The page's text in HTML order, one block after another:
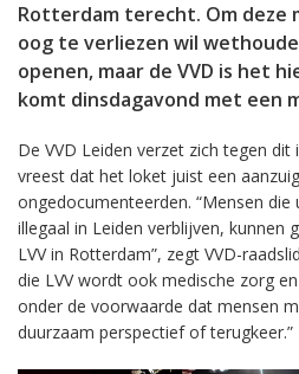
Rotterdam terecht. Om deze
oog te verliezen wil
openen, maar de VVD is het
komt dinsdagavond met een
De VVD Leiden verzet zich tegen
vreest dat het loket juist een
ongedocumenteerden. “Mensen
illegaal in Leiden verblijven, kunnen
LVV in Rotterdam”, zegt VVD-
die LVV wordt ook medische zorg
onder de voorwaarde dat mensen
duurzaam perspectief of terugkeer.”